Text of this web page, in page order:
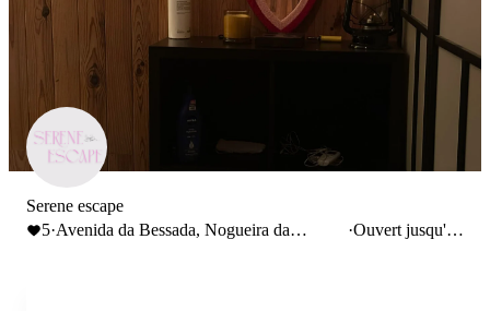
Serene escape
5·Avenida da Bessada, Nogueira da
·Ouvert jusqu'à